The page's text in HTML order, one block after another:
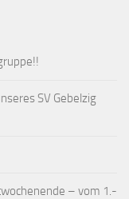
SV Gebelzig
– vom 1.-